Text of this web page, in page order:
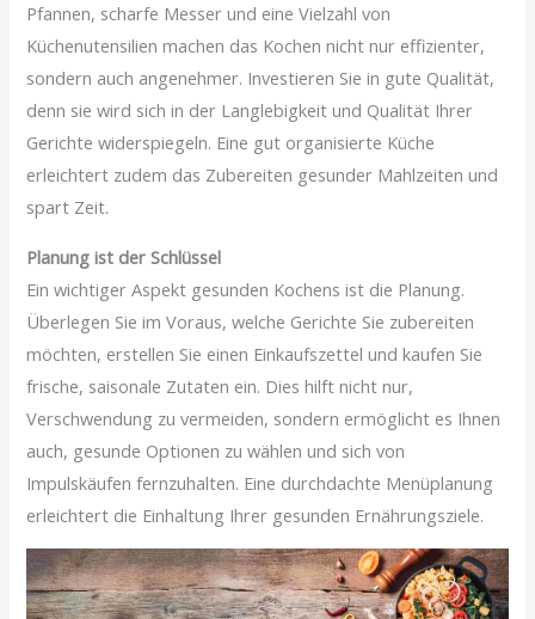
Pfannen, scharfe Messer und eine Vielzahl von
Küchenutensilien machen das Kochen nicht nur effizienter,
sondern auch angenehmer. Investieren Sie in gute Qualität,
denn sie wird sich in der Langlebigkeit und Qualität Ihrer
Gerichte widerspiegeln. Eine gut organisierte Küche
erleichtert zudem das Zubereiten gesunder Mahlzeiten und
spart Zeit.
Planung ist der Schlüssel
Ein wichtiger Aspekt gesunden Kochens ist die Planung.
Überlegen Sie im Voraus, welche Gerichte Sie zubereiten
möchten, erstellen Sie einen Einkaufszettel und kaufen Sie
frische, saisonale Zutaten ein. Dies hilft nicht nur,
Verschwendung zu vermeiden, sondern ermöglicht es Ihnen
auch, gesunde Optionen zu wählen und sich von
Impulskäufen fernzuhalten. Eine durchdachte Menüplanung
erleichtert die Einhaltung Ihrer gesunden Ernährungsziele.